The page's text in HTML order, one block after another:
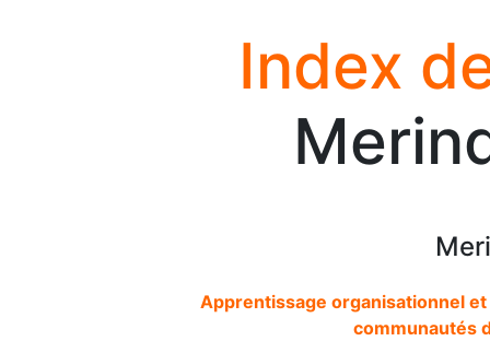
Index
Apprentissage organisationnel
communautés